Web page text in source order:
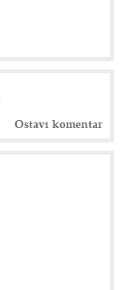
Ostavi komentar